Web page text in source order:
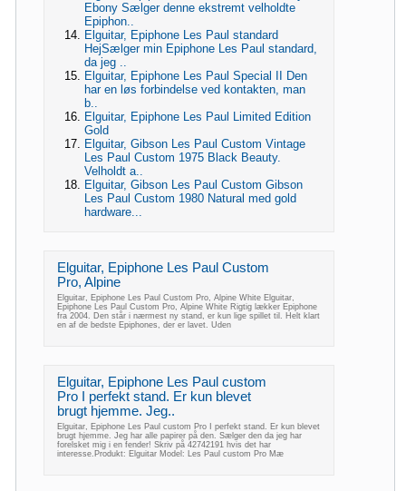
Ebony Sælger denne ekstremt velholdte
Epiphon..
Elguitar, Epiphone Les Paul standard
HejSælger min Epiphone Les Paul standard,
da jeg ..
Elguitar, Epiphone Les Paul Special II Den
har en løs forbindelse ved kontakten, man
b..
Elguitar, Epiphone Les Paul Limited Edition
Gold
Elguitar, Gibson Les Paul Custom Vintage
Les Paul Custom 1975 Black Beauty.
Velholdt a..
Elguitar, Gibson Les Paul Custom Gibson
Les Paul Custom 1980 Natural med gold
hardware...
Elguitar, Epiphone Les Paul Custom
Pro, Alpine
Elguitar, Epiphone Les Paul Custom Pro, Alpine White Elguitar,
Epiphone Les Paul Custom Pro, Alpine White Rigtig lækker Epiphone
fra 2004. Den står i nærmest ny stand, er kun lige spillet til. Helt klart
en af de bedste Epiphones, der er lavet. Uden
Elguitar, Epiphone Les Paul custom
Pro I perfekt stand. Er kun blevet
brugt hjemme. Jeg..
Elguitar, Epiphone Les Paul custom Pro I perfekt stand. Er kun blevet
brugt hjemme. Jeg har alle papirer på den. Sælger den da jeg har
forelsket mig i en fender! Skriv på 42742191 hvis det har
interesse.Produkt: Elguitar Model: Les Paul custom Pro Mæ